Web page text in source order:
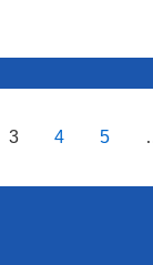
3 4 5